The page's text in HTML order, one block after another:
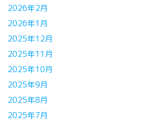
2026年2月
2026年1月
2025年12月
2025年11月
2025年10月
2025年9月
2025年8月
2025年7月